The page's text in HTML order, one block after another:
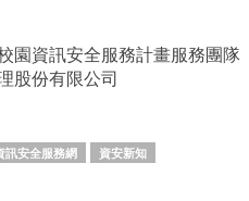
園資訊安全服務計畫服務團隊
股份有限公司
訊安全服務網 資安新知